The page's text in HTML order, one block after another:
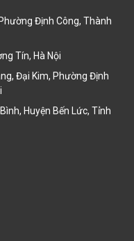
Định Công, Thành
Tín, Hà Nội
Đại Kim, Phường Định
Huyện Bến Lức, Tỉnh